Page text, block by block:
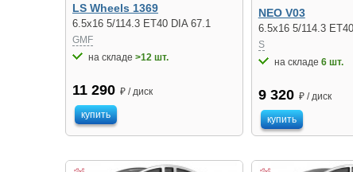
LS Wheels 1369
6.5x16 5/114.3 ET40 DIA 67.1
GMF
на складе >12 шт.
11 290 ₽ / диск
купить
NEO V03
6.5x16 5/114.3
S
на складе 6 шт.
9 320 ₽ / диск
купить